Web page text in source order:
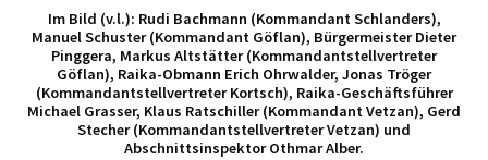
Im Bild (v.l.): Rudi Bachmann (Kommandant Schlanders),
Manuel Schuster (Kommandant Göflan), Bürgermeister Dieter
Pinggera, Markus Altstätter (Kommandantstellvertreter
Göflan), Raika-Obmann Erich Ohrwalder, Jonas Tröger
(Kommandantstellvertreter Kortsch), Raika-Geschäftsführer
Michael Grasser, Klaus Ratschiller (Kommandant Vetzan), Gerd
Stecher (Kommandantstellvertreter Vetzan) und
Abschnittsinspektor Othmar Alber.